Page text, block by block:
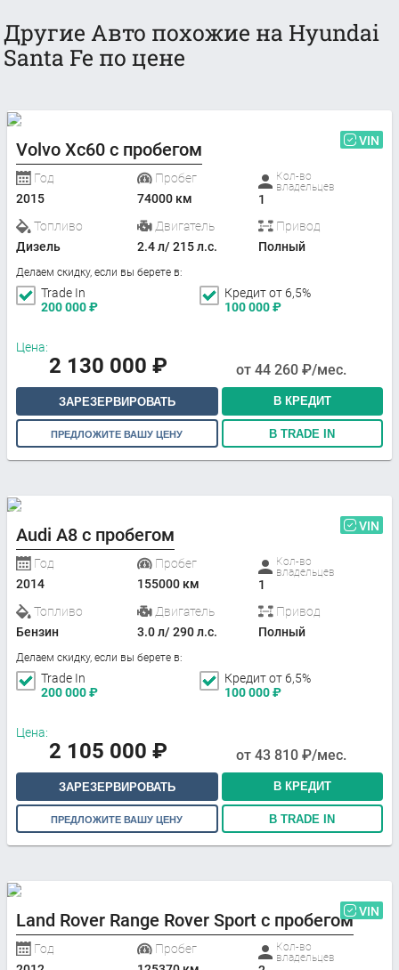
Другие Авто похожие на Hyundai
Santa Fe по цене
Volvo Xc60 с пробегом VIN
Год
2015
Пробег
74000 км
Кол-во
владельцев
1
Топливо
Дизель
Двигатель
2.4 л/ 215 л.с.
Привод
Полный
Делаем скидку, если вы берете в:
Trade In
200 000₽
Кредит от 6,5%
100 000₽
Цена:
2 130 000 ₽ от 44 260 ₽/мес.
ЗАРЕЗЕРВИРОВАТЬ В КРЕДИТ
ПРЕДЛОЖИТЕ ВАШУ ЦЕНУ В TRADE IN
Audi A8 с пробегом VIN
Год
2014
Пробег
155000 км
Кол-во
владельцев
1
Топливо
Бензин
Двигатель
3.0 л/ 290 л.с.
Привод
Полный
Делаем скидку, если вы берете в:
Trade In
200 000₽
Кредит от 6,5%
100 000₽
Цена:
2 105 000 ₽ от 43 810 ₽/мес.
ЗАРЕЗЕРВИРОВАТЬ В КРЕДИТ
ПРЕДЛОЖИТЕ ВАШУ ЦЕНУ В TRADE IN
Land Rover Range Rover Sport с пробегом VIN
Год
Пробег
Кол-во
владельцев